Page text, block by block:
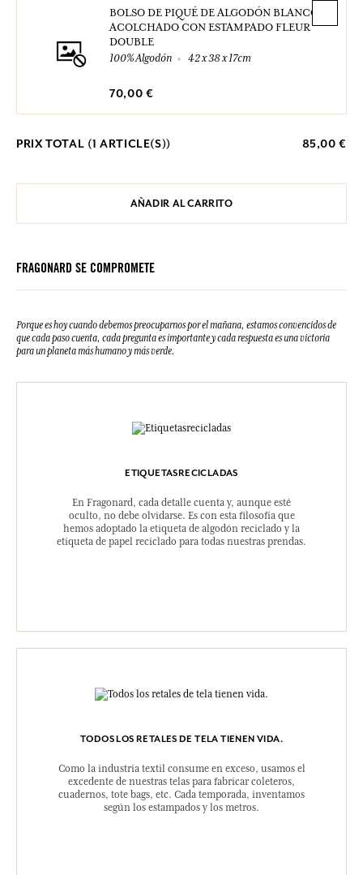
BOLSO DE PIQUÉ DE ALGODÓN BLANCO
ACOLCHADO CON ESTAMPADO FLEUR
DOUBLE
100% Algodón
42 x 38 x 17cm
70,00 €
PRIX TOTAL (1 ARTICLE(S)) 85,00 €
AÑADIR AL CARRITO
FRAGONARD SE COMPROMETE
Porque es hoy cuando debemos preocuparnos por el mañana, estamos convencidos de
que cada paso cuenta, cada pregunta es importante y cada respuesta es una victoria
para un planeta más humano y más verde.
ETIQUETASRECICLADAS
En Fragonard, cada detalle cuenta y, aunque esté
oculto, no debe olvidarse. Es con esta filosofía que
hemos adoptado la etiqueta de algodón reciclado y la
etiqueta de papel reciclado para todas nuestras prendas.
TODOS LOS RETALES DE TELA TIENEN VIDA.
Como la industria textil consume en exceso, usamos el
excedente de nuestras telas para fabricar coleteros,
cuadernos, tote bags, etc. Cada temporada, inventamos
según los estampados y los metros.